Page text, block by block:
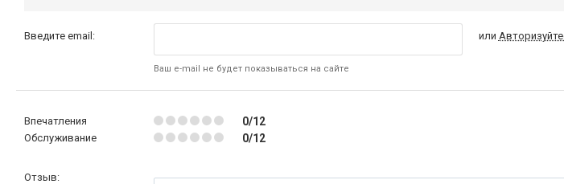
Введите email:
Ваш e-mail не будет показываться на сайте
или
Впечатления 0/12
Обслуживание 0/12
Отзыв: